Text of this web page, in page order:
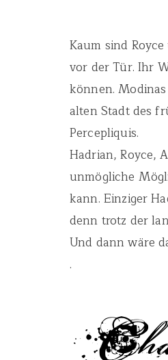
Kaum sind
vor der Tür. Ihr
können.
alten Stadt des
Percepliquis.
Hadrian, Royce,
unmögliche
kann. Einziger
denn trotz der
Und dann wäre
.